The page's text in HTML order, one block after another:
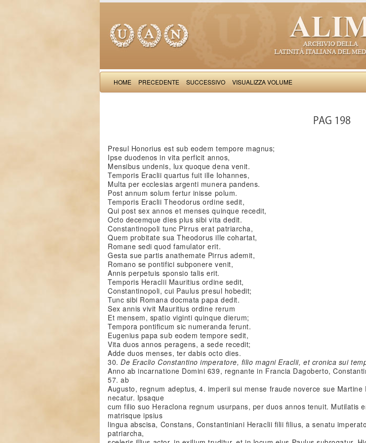
HOME PRECEDENTE SUCCESSIVO VISUALIZZA VOLUME
PAG 198
Presul Honorius est sub eodem tempore magnus;
Ipse duodenos in vita perficit annos,
Mensibus undenis, lux quoque dena venit.
Temporis Eraclii quartus fuit ille Iohannes,
Multa per ecclesias argenti munera pandens.
Post annum solum fertur inisse polum.
Temporis Eraclii Theodorus ordine sedit,
Qui post sex annos et menses quinque recedit,
Octo decemque dies plus sibi vita dedit.
Constantinopoli tunc Pirrus erat patriarcha,
Quem probitate sua Theodorus ille cohartat,
Romane sedi quod famulator erit.
Gesta sue partis anathemate Pirrus ademit,
Romano se pontifici subponere venit,
Annis perpetuis sponsio talis erit.
Temporis Heraclii Mauritius ordine sedit,
Constantinopoli, cui Paulus presul hobedit;
Tunc sibi Romana docmata papa dedit.
Sex annis vivit Mauritius ordine rerum
Et mensem, spatio viginti quinque dierum;
Tempora pontificum sic numeranda ferunt.
Eugenius papa sub eodem tempore sedit,
Vita duos annos peragens, a sede recedit;
Adde duos menses, ter dabis octo dies.
30.De Eraclio Constantino imperatore, filio magni Eraclii, et cronica sui
Anno ab incarnatione Domini 639, regnante in Francia Dagoberto,
57. ab
Augusto, regnum adeptus, 4. imperii sui mense fraude noverce sue
necatur. Ipsaque
cum filio suo Heraclona regnum usurpans, per duos annos tenuit. Mutilatis
matrisque ipsius
lingua abscisa, Constans, Constantiniani Heraclii filii filius, a senatu
patriarcha,